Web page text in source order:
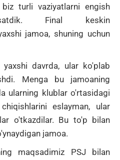
turli vaziyatlarni engish
Final keskin
jamoa, shuning uchun
davrda, ular ko'plab
Menga bu jamoaning
ularning klublar o'rtasidagi
eslayman, ular
o'tkazdilar. Bu to'p bilan
jamoa.
maqsadimiz PSJ bilan